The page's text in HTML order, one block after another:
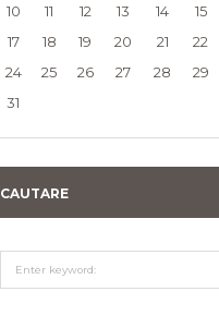
10
11 12 13 14 15
17
18 19 20 21 22
24
25 26 27 28 29
31
CAUTARE